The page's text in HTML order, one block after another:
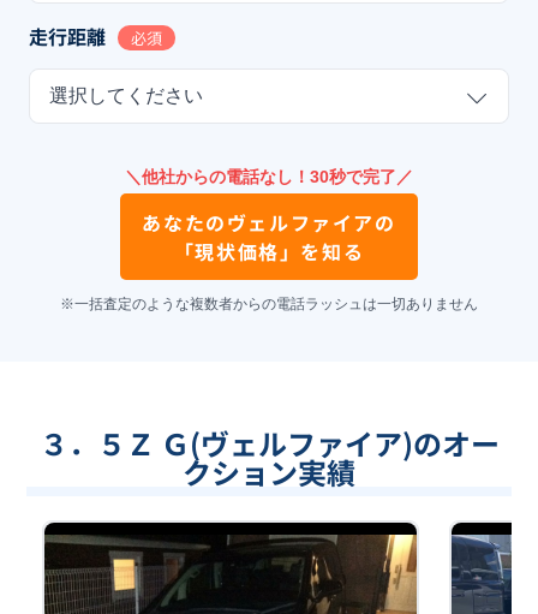
走行距離 必須
選択してください
＼他社からの電話なし！30秒で完了／
あなたのヴェルファイアの
「現状価格」を知る
※一括査定のような複数者からの電話ラッシュは一切ありません
３．５Ｚ Ｇ(ヴェルファイア)のオー
クション実績